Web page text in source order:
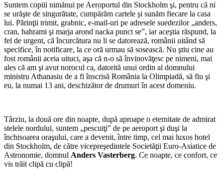
Suntem copiii nimănui pe Aeroportul din Stockholm şi, pentru că ni
se urăşte de singurătate, cumpărăm cartele şi sunăm fiecare la casa
lui. Părinţii trimit, grabnic, e-mail-uri pe adresele suedezilor „anders,
cran, bahrami şi marja arond nacka punct se”, iar aceştia răspund, la
fel de urgent, că încurcătura nu li se datorează, românii uitând să
specifice, în notificare, la ce oră urmau să sosească. Nu ştiu cine au
fost românii aceia uituci, aşa că n-o să învinovăţesc pe nimeni, mai
ales că am şi avut norocul ca, datorită unui ordin al domnului
ministru Athanasiu de a fi înscrisă România la Olimpiadă, să fiu şi
eu, la numai 13 ani, deschizător de drumuri în acest domeniu.
Târziu, la două ore din noapte, după aproape o eternitate de admirat
stelele nordului, suntem „pescuiţi” de pe aeroport şi duşi la
închisoarea oraşului, care a devenit, între timp, cel mai luxos hotel
din Stockholm, de către vicepreşedintele Societăţii Euro-Asiatice de
Astronomie, domnul Anders Vasterberg. Ce noapte, ce confort, ce
vis trăit clipă cu clipă!